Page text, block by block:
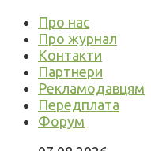
Про нас
Про журнал
Контакти
Партнери
Рекламодавцям
Передплата
Форум